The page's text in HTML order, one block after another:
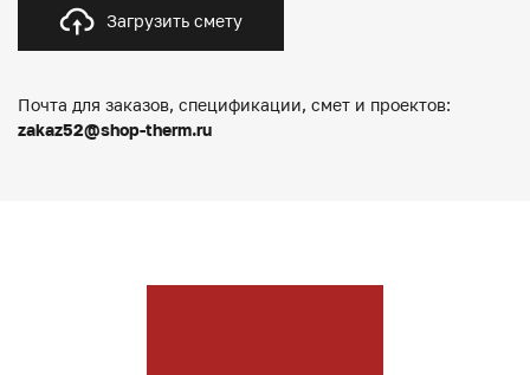
Загрузить смету
Почта для заказов, спецификации, смет и проектов:
zakaz52@shop-therm.ru